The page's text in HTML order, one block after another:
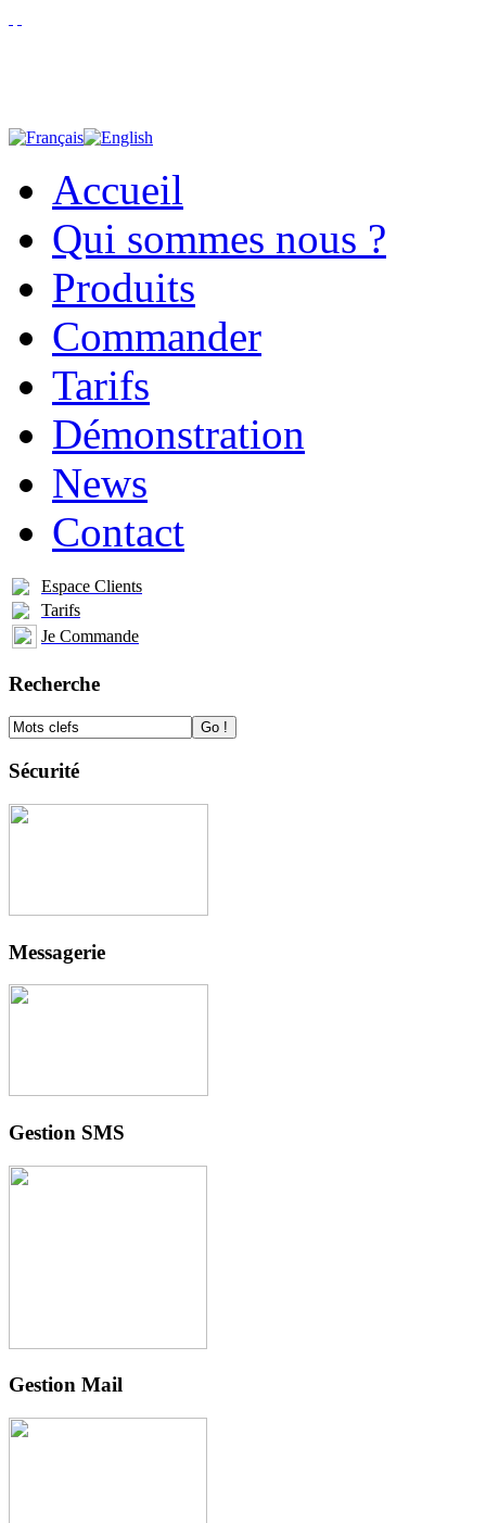
Accueil
Qui sommes nous ?
Produits
Commander
Tarifs
Démonstration
News
Contact
Espace Clients
Tarifs
Je Commande
Recherche
Sécurité
Messagerie
Gestion SMS
Gestion Mail